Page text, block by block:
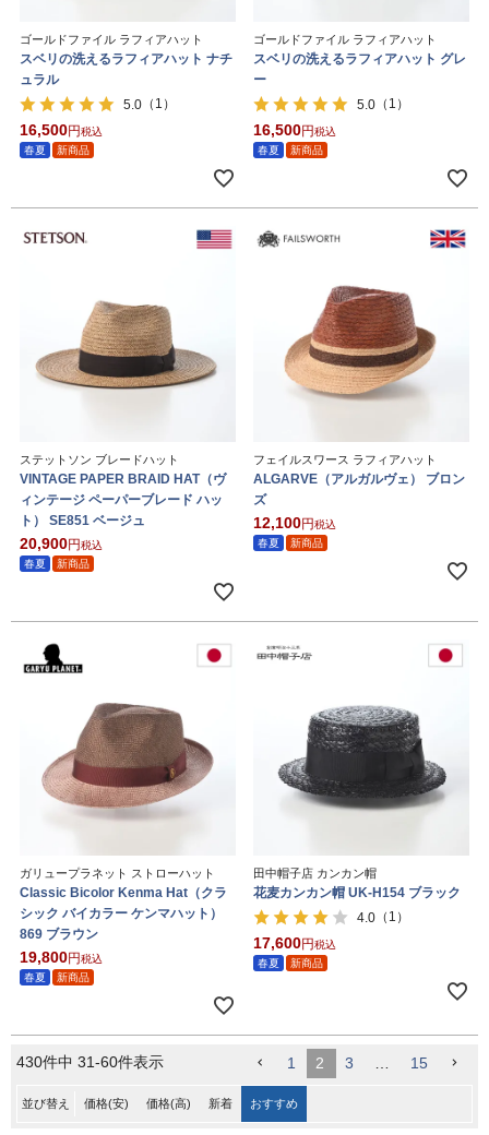
ゴールドファイル ラフィアハット
スベリの洗えるラフィアハット ナチ
ュラル
5.0 （1）
16,500
税込
春夏
新商品
ゴールドファイル ラフィアハット
スベリの洗えるラフィアハット グレ
ー
5.0 （1）
16,500
税込
春夏
新商品
ステットソン ブレードハット
VINTAGE PAPER BRAID HAT（ヴ
ィンテージ ペーパーブレード ハッ
ト） SE851 ベージュ
20,900
税込
春夏
新商品
フェイルスワース ラフィアハット
ALGARVE（アルガルヴェ） ブロン
ズ
12,100
税込
春夏
新商品
ガリュープラネット ストローハット
Classic Bicolor Kenma Hat（クラ
シック バイカラー ケンマハット）
869 ブラウン
19,800
税込
春夏
新商品
田中帽子店 カンカン帽
花麦カンカン帽 UK-H154 ブラック
4.0 （1）
17,600
税込
春夏
新商品
並び替え 価格(安) 価格(高) 新着 おすすめ
430件中 31-60件表示 1 2 3 … 15